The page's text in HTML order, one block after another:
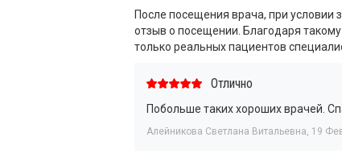
После посещения врача, при условии
отзыв о посещении. Благодаря
только реальных пациентов
Отлично
Побольше таких хороших врачей.
Алейникова Светлана Витальевна, 19